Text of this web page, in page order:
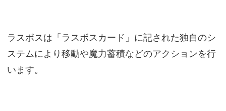
ラスボスは「ラスボスカード」に記された独自のシ
ステムにより移動や魔力蓄積などのアクションを行
います。